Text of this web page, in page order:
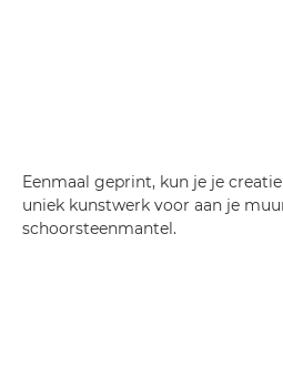
Eenmaal geprint, kun je je
uniek kunstwerk voor aan je
schoorsteenmantel.